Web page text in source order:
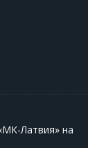
Латвия» на